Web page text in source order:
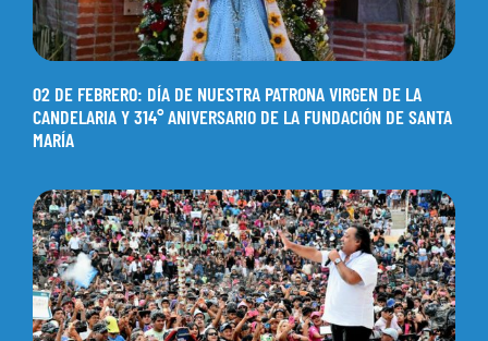
02 DE FEBRERO: DÍA DE NUESTRA PATRONA VIRGEN DE LA
CANDELARIA Y 314° ANIVERSARIO DE LA FUNDACIÓN DE SANTA
MARÍA